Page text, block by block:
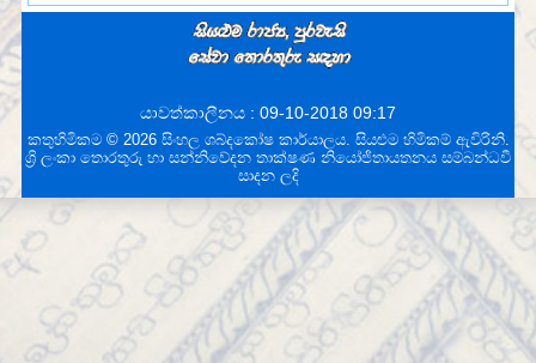
යාවත්කාලීනය : 09-10-2018 09:17
කතුහිමිකම © 2026 සිංහල ශබ්දකෝෂ කාර්යාලය. සියළුම හිමිකම් ඇවිරිනි.
ශ්‍රි ලංකා තොරතුරු හා සන්නිවේදන තාක්ෂණ නියෝජිතායතනය සම්බන්ධවී
සාදන ලදි